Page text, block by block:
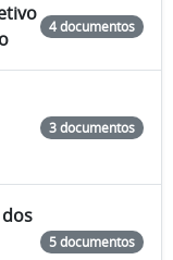
4 documentos
3 documentos
5 documentos